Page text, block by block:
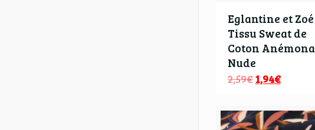
Eglantine et Zoé
Tissu Sweat de
Coton Anémona
Nude
2,59€1,94€